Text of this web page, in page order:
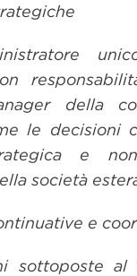
della
le decisioni
e
società
e
sottoposte al